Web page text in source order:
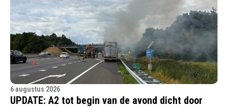
6 augustus 2026
UPDATE: A2 tot begin van de avond dicht door